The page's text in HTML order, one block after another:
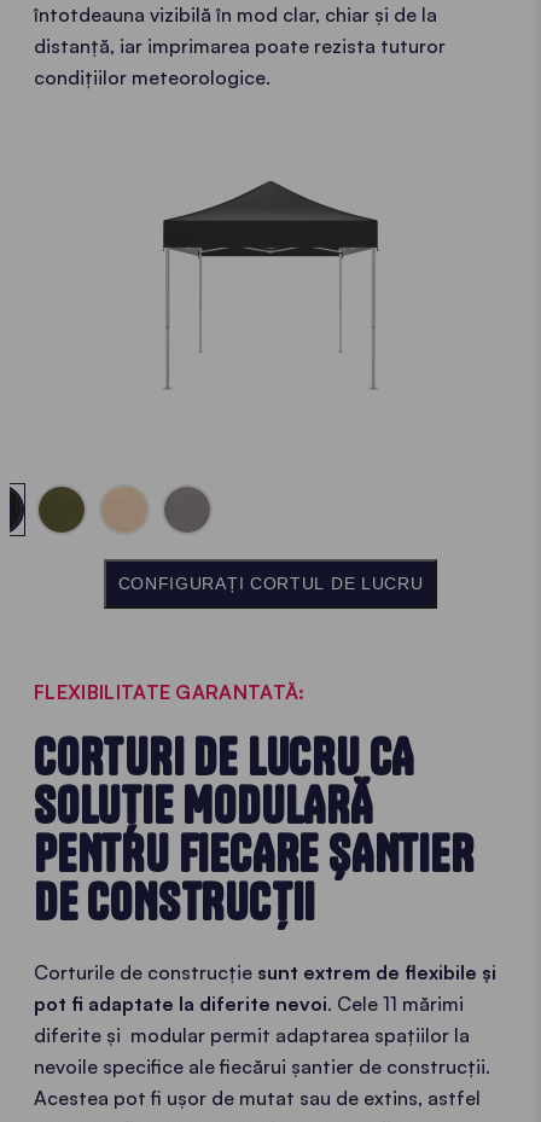
întotdeauna vizibilă în mod clar, chiar și de la
distanță, iar imprimarea poate rezista tuturor
condițiilor meteorologice.
CONFIGURAȚI CORTUL DE LUCRU
FLEXIBILITATE GARANTATĂ:
CORTURI DE LUCRU CA
SOLUȚIE MODULARĂ
PENTRU FIECARE ȘANTIER
DE CONSTRUCȚII
Corturile de construcție sunt extrem de flexibile și
pot fi adaptate la diferite nevoi. Cele 11 mărimi
diferite și modular permit adaptarea spațiilor la
nevoile specifice ale fiecărui șantier de construcții.
Acestea pot fi ușor de mutat sau de extins, astfel